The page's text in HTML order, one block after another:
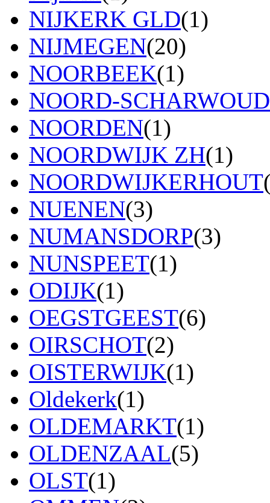
NIJKERK GLD(1)
NIJMEGEN(20)
NOORBEEK(1)
NOORD-
NOORDEN(1)
NOORDWIJK ZH(1)
NOORDWIJKERHOUT
NUENEN(3)
NUMANSDORP(3)
NUNSPEET(1)
ODIJK(1)
OEGSTGEEST(6)
OIRSCHOT(2)
OISTERWIJK(1)
Oldekerk(1)
OLDEMARKT(1)
OLDENZAAL(5)
OLST(1)